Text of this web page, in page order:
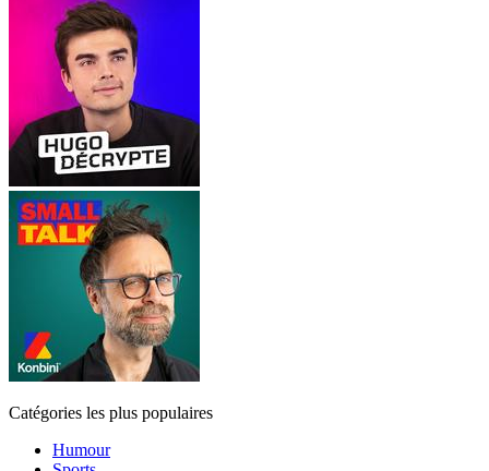
Catégories les plus populaires
Humour